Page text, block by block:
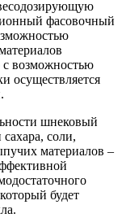
фасовочный
возможностью
осуществляется
шнековый
соли,
материалов –
будет